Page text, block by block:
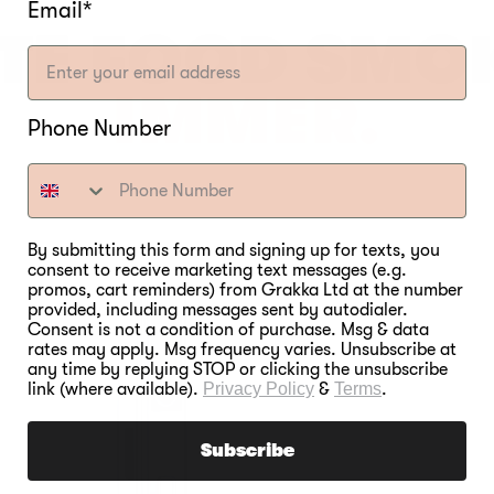
FOOD
IMMER.
Email*
Phone Number
By submitting this form and signing up for texts, you
consent to receive marketing text messages (e.g.
promos, cart reminders) from Grakka Ltd at the number
provided, including messages sent by autodialer.
Consent is not a condition of purchase. Msg & data
rates may apply. Msg frequency varies. Unsubscribe at
any time by replying STOP or clicking the unsubscribe
link (where available). Privacy Policy & Terms.
Subscribe